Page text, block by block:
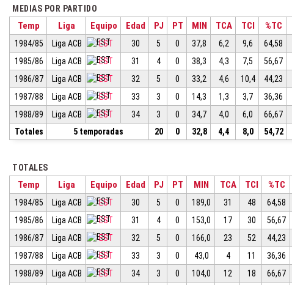
MEDIAS POR PARTIDO
Temp Liga Equipo Edad PJ PT MIN TCA TCI %TC
1984/85 Liga ACB EST 30 5 0 37,8 6,2 9,6 64,58
1985/86
Liga ACB EST 31 4 0 38,3 4,3 7,5 56,67
1986/87
Liga ACB EST 32 5 0 33,2 4,6 10,4 44,23
1987/88
Liga ACB EST 33 3 0 14,3 1,3 3,7 36,36
1988/89
Liga ACB EST 34 3 0 34,7 4,0 6,0 66,67
Totales
5 temporadas 20 0 32,8 4,4 8,0 54,72
TOTALES
Temp Liga Equipo Edad PJ PT MIN TCA TCI %TC
1984/85 Liga ACB EST 30 5 0 189,0 31 48 64,58
1985/86
Liga ACB EST 31 4 0 153,0 17 30 56,67
1986/87
Liga ACB EST 32 5 0 166,0 23 52 44,23
1987/88
Liga ACB EST 33 3 0 43,0 4 11 36,36
1988/89
Liga ACB EST 34 3 0 104,0 12 18 66,67